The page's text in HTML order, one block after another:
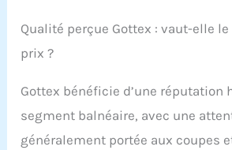
Qualité perçue Gottex : vaut-elle
prix ?
Gottex bénéficie d’une réputation
segment balnéaire, avec une
généralement portée aux coupes